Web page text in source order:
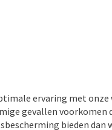
ervaring met
gevallen voorkomen
bieden